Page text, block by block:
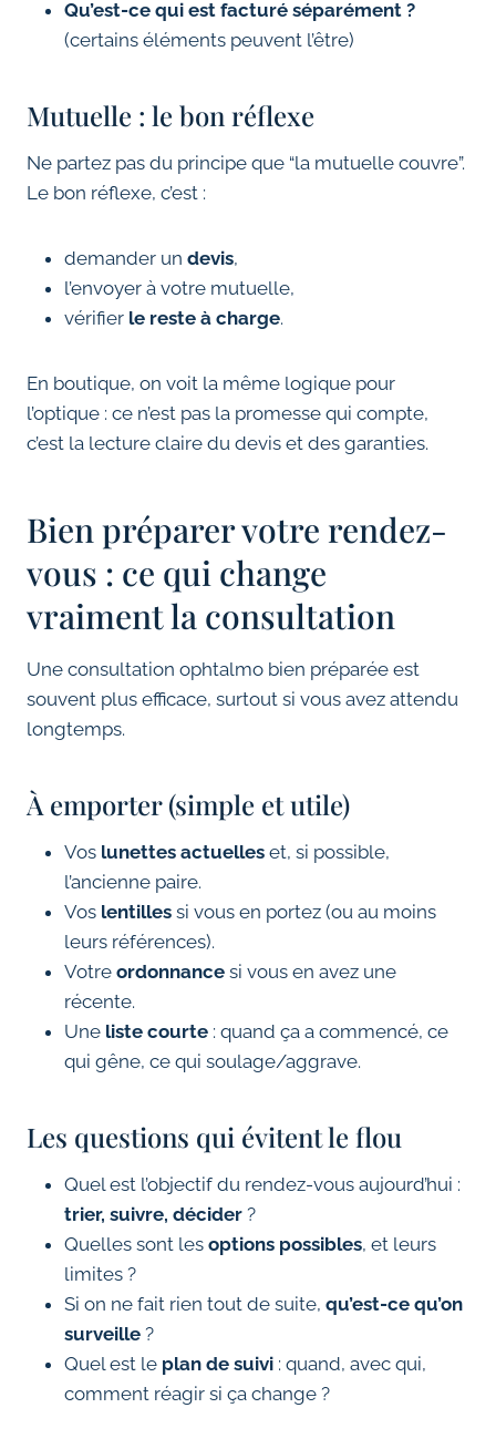
Qu’est-ce qui est facturé séparément ?
(certains éléments peuvent l’être)
Mutuelle : le bon réflexe
Ne partez pas du principe que “la mutuelle couvre”.
Le bon réflexe, c’est :
demander un devis,
l’envoyer à votre mutuelle,
vérifier le reste à charge.
En boutique, on voit la même logique pour
l’optique : ce n’est pas la promesse qui compte,
c’est la lecture claire du devis et des garanties.
Bien préparer votre rendez-
vous : ce qui change
vraiment la consultation
Une consultation ophtalmo bien préparée est
souvent plus efficace, surtout si vous avez attendu
longtemps.
À emporter (simple et utile)
Vos lunettes actuelles et, si possible,
l’ancienne paire.
Vos lentilles si vous en portez (ou au moins
leurs références).
Votre ordonnance si vous en avez une
récente.
Une liste courte : quand ça a commencé, ce
qui gêne, ce qui soulage/aggrave.
Les questions qui évitent le flou
Quel est l’objectif du rendez-vous aujourd’hui :
trier, suivre, décider ?
Quelles sont les options possibles, et leurs
limites ?
Si on ne fait rien tout de suite, qu’est-ce qu’on
surveille ?
Quel est le plan de suivi : quand, avec qui,
comment réagir si ça change ?